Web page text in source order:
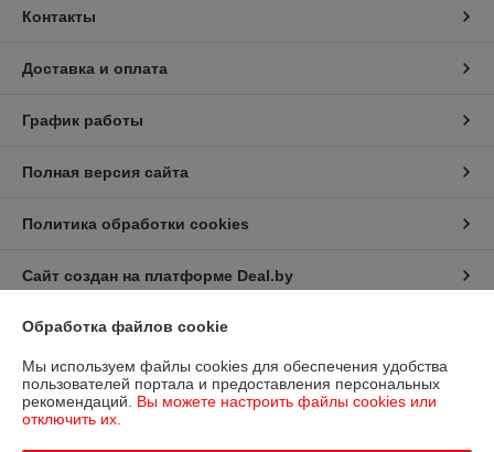
Контакты
Доставка и оплата
График работы
Полная версия сайта
Политика обработки cookies
Сайт создан на платформе Deal.by
Юридическое лицо:Общество с ограниченной ответственностью
«Дюкон плюс»
РБ, 220138, г. Минск, ул. Стариновская 14А
Регистрационный номер ЕГР: 193677992
Обработка файлов cookie
Мы используем файлы cookies для обеспечения удобства
пользователей портала и предоставления персональных
рекомендаций. Вы можете настроить файлы cookies или
отключить их.